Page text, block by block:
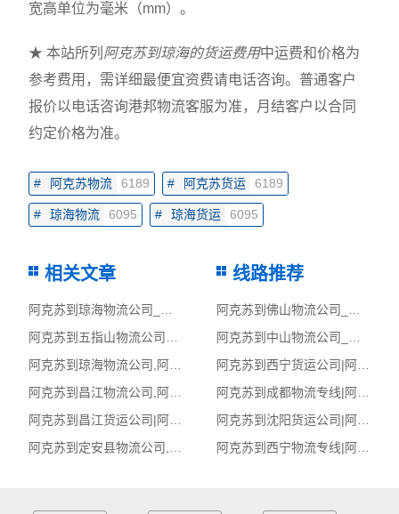
宽高单位为毫米（mm）。
★ 本站所列 阿克苏到琼海的货运费用中运费和价格为
参考费用，需详细最便宜资费请电话咨询。普通客户
报价以电话咨询港邦物流客服为准，月结客户以合同
约定价格为准。
# 阿克苏物流 6189 # 阿克苏货运 6189
# 琼海物流 6095 # 琼海货运 6095
相关文章 线路推荐